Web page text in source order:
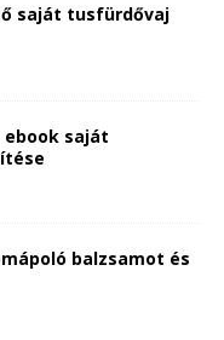
saját tusfürdővaj
ebook saját
balzsamot és